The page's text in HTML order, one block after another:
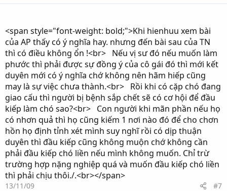
<span style="font-weight: bold;">Khi hienhuu xem bài
của AP thấy có ý nghĩa hay. nhưng đến bài sau của TN
thì có điều không ổn !<br> Nếu vị sư đó nếu muốn làm
phước thì phải được sự đồng ý của cô gái đó thì mới kết
duyên mới có ý nghĩa chớ không nên hãm hiếp cũng
may là sự việc chưa thành.<br> Rồi khi có cặp chó đang
giao cấu thì người bị bệnh sắp chết sẽ có cơ hội để đầu
kiếp làm chó sao?<br> Con người khi mãn phần nếu họ
có nhơn quả thì họ cũng kiếm 1 nơi nào đó để cho chơn
hồn họ định tỉnh xét mình suy nghĩ rồi có dịp thuận
duyên thì đầu kiếp cũng không muộn chớ không cần
phải đầu kiếp chó liền nếu mình không muốn. Chỉ trừ
trường hợp nặng nghiệp quá và muốn đầu kiếp chó liền
thì phải chịu thôi./.<br></span>
13/11/09 #7